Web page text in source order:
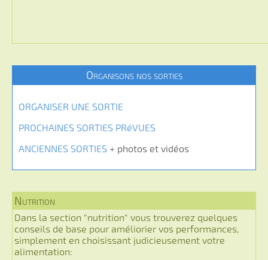
Organisons nos sorties
ORGANISER UNE SORTIE
PROCHAINES SORTIES PRéVUES
ANCIENNES SORTIES + photos et vidéos
Nutrition
Dans la section "nutrition" vous trouverez quelques
conseils de base pour améliorier vos performances,
simplement en choisissant judicieusement votre
alimentation: